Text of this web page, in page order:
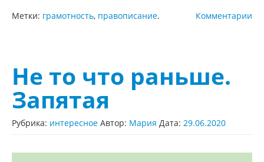
Комментарии
Метки: грамотность, правописание.
Не то что раньше.
Запятая
Рубрика: интересное Автор: Мария Дата: 29.06.2020